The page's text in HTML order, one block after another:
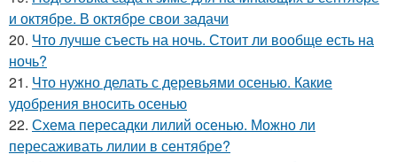
и октябре. В октябре свои задачи
20. Что лучше съесть на ночь. Стоит ли вообще есть на
ночь?
21. Что нужно делать с деревьями осенью. Какие
удобрения вносить осенью
22. Схема пересадки лилий осенью. Можно ли
пересаживать лилии в сентябре?